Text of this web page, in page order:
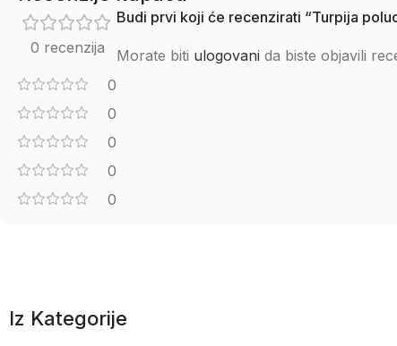
0 recenzija
0
0
0
0
0
Budi prvi koji će recenzirati “Turpija
Morate biti ulogovani da biste objavili
Iz Kategorije